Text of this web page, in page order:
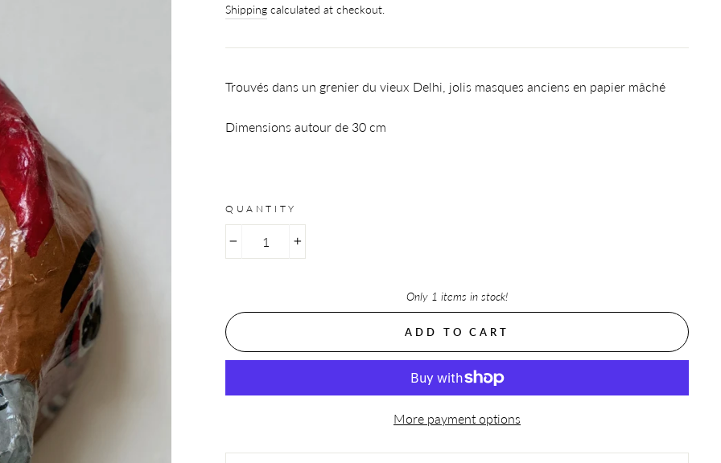
price
Shipping calculated at checkout.
Trouvés dans un grenier du vieux Delhi, jolis masques anciens en papier mâché
Dimensions autour de 30 cm
QUANTITY
Only 1 items in stock!
ADD TO CART
More payment options